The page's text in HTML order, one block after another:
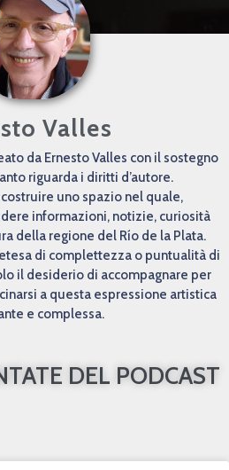
Valles
da Ernesto Valles con il sostegno
riguarda i diritti d’autore.
uno spazio nel quale,
informazioni, notizie, curiosità
della regione del Río de la Plata.
di complettezza o puntualità di
il desiderio di accompagnare per
a questa espressione artistica
e complessa.
DEL PODCAST